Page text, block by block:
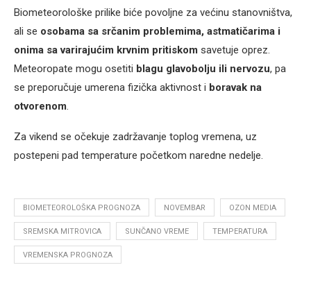
Biometeorološke prilike biće povoljne za većinu stanovništva,
ali se osobama sa srčanim problemima, astmatičarima i
onima sa varirajućim krvnim pritiskom savetuje oprez.
Meteoropate mogu osetiti blagu glavobolju ili nervozu, pa
se preporučuje umerena fizička aktivnost i boravak na
otvorenom.
Za vikend se očekuje zadržavanje toplog vremena, uz
postepeni pad temperature početkom naredne nedelje.
BIOMETEOROLOŠKA PROGNOZA NOVEMBAR OZON MEDIA
SREMSKA MITROVICA SUNČANO VREME TEMPERATURA
VREMENSKA PROGNOZA